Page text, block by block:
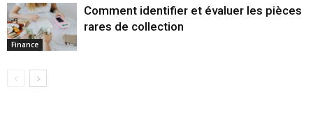
Finance
Comment identifier et évaluer les pièces
rares de collection